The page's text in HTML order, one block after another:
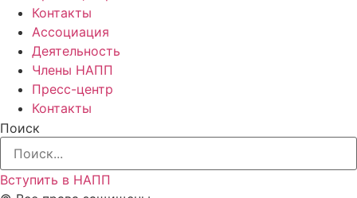
Контакты
Ассоциация
Деятельность
Члены НАПП
Пресс-центр
Контакты
Поиск
Вступить в НАПП